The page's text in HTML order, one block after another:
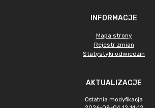
INFORMACJE
Mapa strony
Rejestr zmian
Statystyki odwiedzin
AKTUALIZACJE
Ostatnia modyfikacja